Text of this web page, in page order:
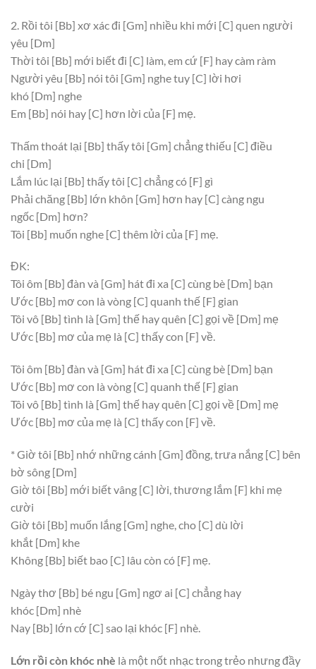
2. Rồi tôi [Bb] xơ xác đi [Gm] nhiều khi mới [C] quen người
yêu [Dm]
Thời tôi [Bb] mới biết đi [C] làm, em cứ [F] hay càm ràm
Người yêu [Bb] nói tôi [Gm] nghe tuy [C] lời hơi
khó [Dm] nghe
Em [Bb] nói hay [C] hơn lời của [F] mẹ.
Thấm thoát lại [Bb] thấy tôi [Gm] chẳng thiếu [C] điều
chi [Dm]
Lắm lúc lại [Bb] thấy tôi [C] chẳng có [F] gì
Phải chăng [Bb] lớn khôn [Gm] hơn hay [C] càng ngu
ngốc [Dm] hơn?
Tôi [Bb] muốn nghe [C] thêm lời của [F] mẹ.
ĐK:
Tôi ôm [Bb] đàn và [Gm] hát đi xa [C] cùng bè [Dm] bạn
Ước [Bb] mơ con là vòng [C] quanh thế [F] gian
Tôi vô [Bb] tình là [Gm] thế hay quên [C] gọi về [Dm] mẹ
Ước [Bb] mơ của mẹ là [C] thấy con [F] về.
Tôi ôm [Bb] đàn và [Gm] hát đi xa [C] cùng bè [Dm] bạn
Ước [Bb] mơ con là vòng [C] quanh thế [F] gian
Tôi vô [Bb] tình là [Gm] thế hay quên [C] gọi về [Dm] mẹ
Ước [Bb] mơ của mẹ là [C] thấy con [F] về.
* Giờ tôi [Bb] nhớ những cánh [Gm] đồng, trưa nắng [C] bên
bờ sông [Dm]
Giờ tôi [Bb] mới biết vâng [C] lời, thương lắm [F] khi mẹ
cười
Giờ tôi [Bb] muốn lắng [Gm] nghe, cho [C] dù lời
khắt [Dm] khe
Không [Bb] biết bao [C] lâu còn có [F] mẹ.
Ngày thơ [Bb] bé ngu [Gm] ngơ ai [C] chẳng hay
khóc [Dm] nhè
Nay [Bb] lớn cớ [C] sao lại khóc [F] nhè.
Lớn rồi còn khóc nhè là một nốt nhạc trong trẻo nhưng đầy